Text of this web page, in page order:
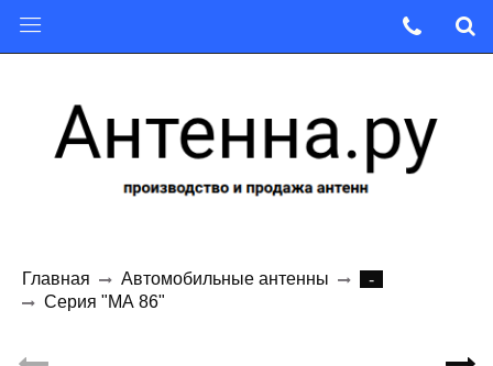
Главная Автомобильные антенны
-
Серия "МА 86"